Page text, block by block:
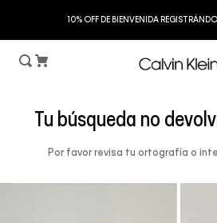
10% OFF DE BIENVENIDA
Tu búsqueda no
Por favor revisa tu ortografía o